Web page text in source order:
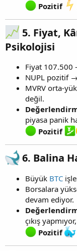
Pozitif
5. Fiyat,
Psikolojisi
Fiyat 107.500
NUPL pozitif →
MVRV orta-
değil.
piyasa panik
Pozitif
6. Balina
Büyük BTC
Borsalara
devam ediyor.
çıkış
Pozitif